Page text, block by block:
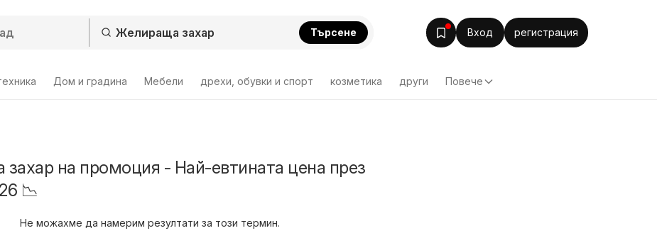
Търсене Вход регистрация
Дом и градина Мебели дрехи, обувки и спорт козметика други Повече
на промоция - Най-евтината цена през
📉
Не можахме да намерим резултати за този термин.